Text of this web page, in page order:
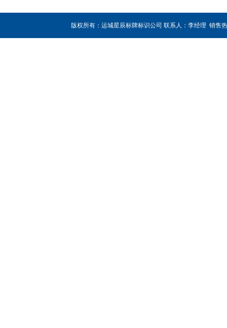
版权所有：运城星辰标牌标识公司 联系人：李经理 销售